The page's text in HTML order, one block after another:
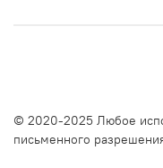
© 2020-2025 Любое
письменного